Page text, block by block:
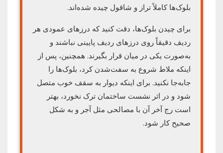
بلوک‌ها کاملاً تراز و شاقول چیده شده‌اند.
برای چیدن بلوک‌ها، دقت کنید که درزهای عمودی هر
ردیف دقیقاً روی درزهای ردیف پایینی نباشند و
به‌صورت یکی در میان قرار بگیرند. همچنین، پس از
اینکه ملاط شروع به سفت‌شدن کرد، بلوک‌ها را
جابه‌جا نکنید. برای اینکه دیوار به سقف خوب متصل
شود و در اثر نشست ساختمان ترک نخورد، بهتر
است رج آخر آن با مصالحی مثل آجر و به شکل
صحیح کار شود.